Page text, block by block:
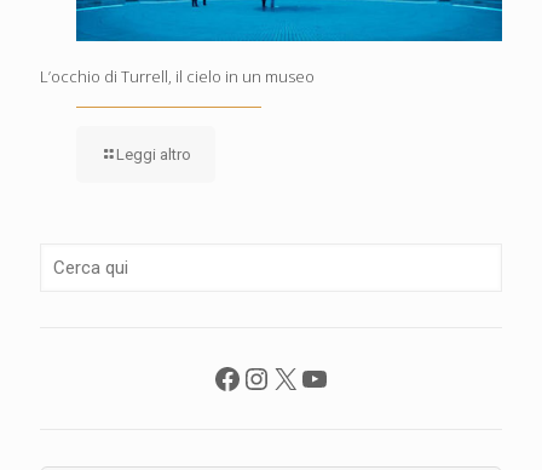
L’occhio di Turrell, il cielo in un museo
Leggi altro
Facebook
Instagram
X YouTube